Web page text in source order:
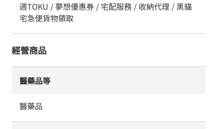
週TOKU / 夢想優惠券 / 宅配服務 / 收納代理 / 黑貓
宅急便貨物領取
經營商品
醫藥品等
醫藥品